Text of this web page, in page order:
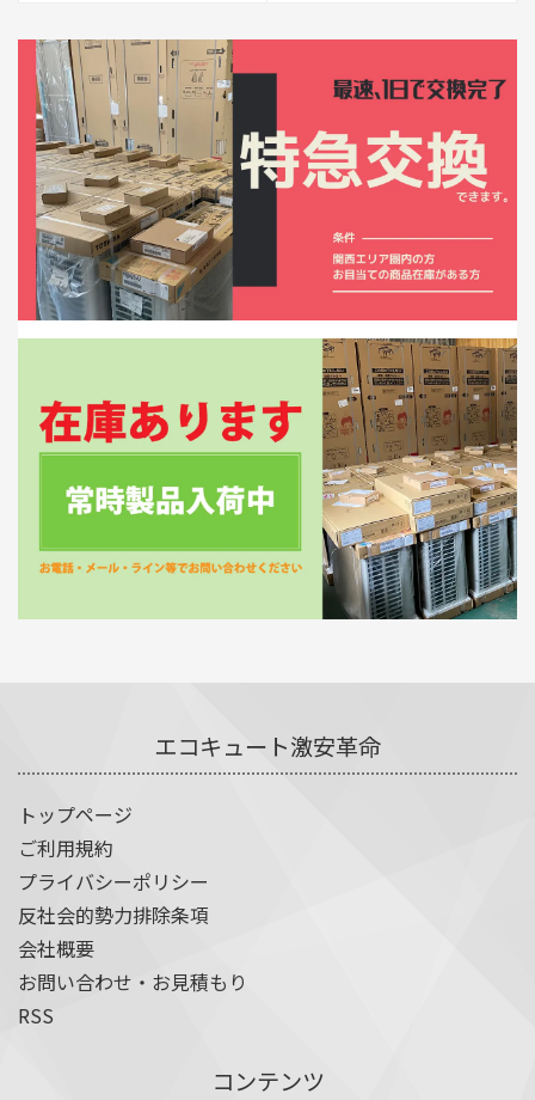
エコキュート激安革命
トップページ
ご利用規約
プライバシーポリシー
反社会的勢力排除条項
会社概要
お問い合わせ・お見積もり
RSS
コンテンツ